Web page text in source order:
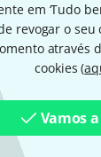
em ‘Tudo
revogar o
através
cookies (
Vamos
126cm
€